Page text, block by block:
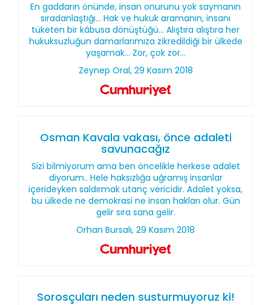
En gaddarın önünde, insan onurunu yok saymanın
sıradanlaştığı... Hak ve hukuk aramanın, insanı
tüketen bir kâbusa dönüştüğü... Alıştıra alıştıra her
hukuksuzluğun damarlarımıza zikredildiği bir ülkede
yaşamak... Zor, çok zor...
Zeynep Oral, 29 Kasım 2018
Osman Kavala vakası, önce adaleti
savunacağız
Sizi bilmiyorum ama ben öncelikle herkese adalet
diyorum.. Hele haksızlığa uğramış insanlar
içerideyken saldırmak utanç vericidir. Adalet yoksa,
bu ülkede ne demokrasi ne insan hakları olur. Gün
gelir sıra sana gelir.
Orhan Bursalı, 29 Kasım 2018
Sorosçuları neden susturmuyoruz ki!